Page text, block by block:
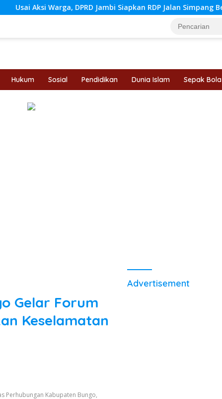
DPRD Jambi Siapkan RDP Jalan Simpang Betung–Pintas
Hukum Sosial Pendidikan Dunia Islam Sepak Bola
Gelar Forum
Keselamatan
Perhubungan Kabupaten Bungo,
Advertisement